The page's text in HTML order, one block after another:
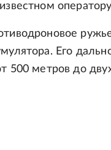
Его
500 метров до